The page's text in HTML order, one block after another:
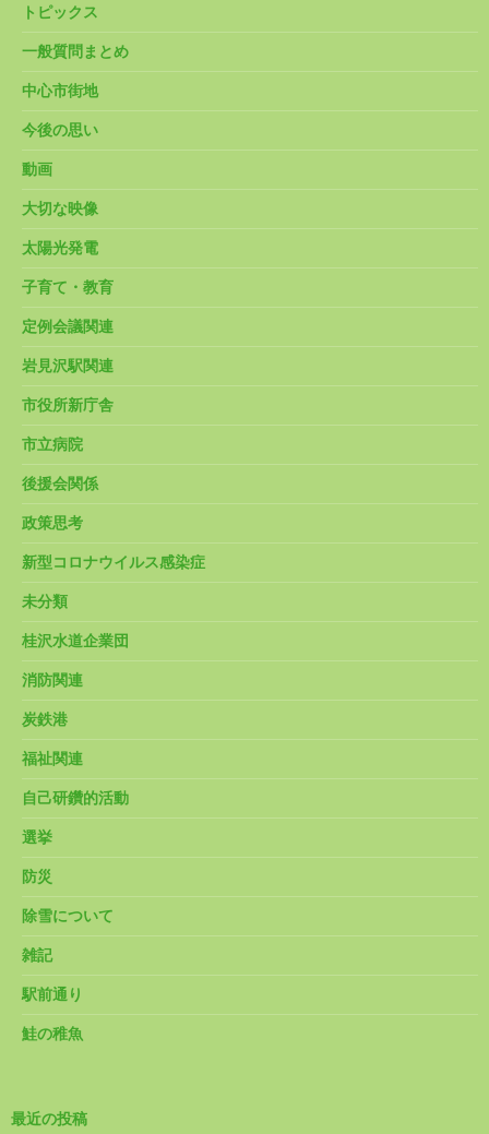
トピックス
一般質問まとめ
中心市街地
今後の思い
動画
大切な映像
太陽光発電
子育て・教育
定例会議関連
岩見沢駅関連
市役所新庁舎
市立病院
後援会関係
政策思考
新型コロナウイルス感染症
未分類
桂沢水道企業団
消防関連
炭鉄港
福祉関連
自己研鑽的活動
選挙
防災
除雪について
雑記
駅前通り
鮭の稚魚
最近の投稿